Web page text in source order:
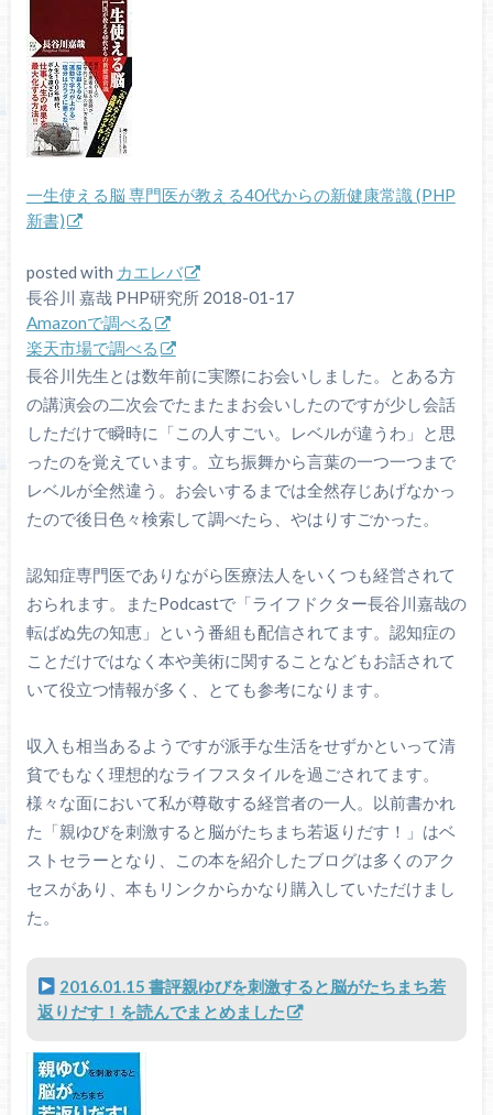
一生使える脳 専門医が教える40代からの新健康常識 (PHP
新書)
posted with カエレバ
長谷川 嘉哉 PHP研究所 2018-01-17
Amazonで調べる
楽天市場で調べる
長谷川先生とは数年前に実際にお会いしました。とある方
の講演会の二次会でたまたまお会いしたのですが少し会話
しただけで瞬時に「この人すごい。レベルが違うわ」と思
ったのを覚えています。立ち振舞から言葉の一つ一つまで
レベルが全然違う。お会いするまでは全然存じあげなかっ
たので後日色々検索して調べたら、やはりすごかった。
認知症専門医でありながら医療法人をいくつも経営されて
おられます。またPodcastで「ライフドクター長谷川嘉哉の
転ばぬ先の知恵」という番組も配信されてます。認知症の
ことだけではなく本や美術に関することなどもお話されて
いて役立つ情報が多く、とても参考になります。
収入も相当あるようですが派手な生活をせずかといって清
貧でもなく理想的なライフスタイルを過ごされてます。
様々な面において私が尊敬する経営者の一人。以前書かれ
た「親ゆびを刺激すると脳がたちまち若返りだす！」はベ
ストセラーとなり、この本を紹介したブログは多くのアク
セスがあり、本もリンクからかなり購入していただけまし
た。
2016.01.15 書評親ゆびを刺激すると脳がたちまち若
返りだす！を読んでまとめました